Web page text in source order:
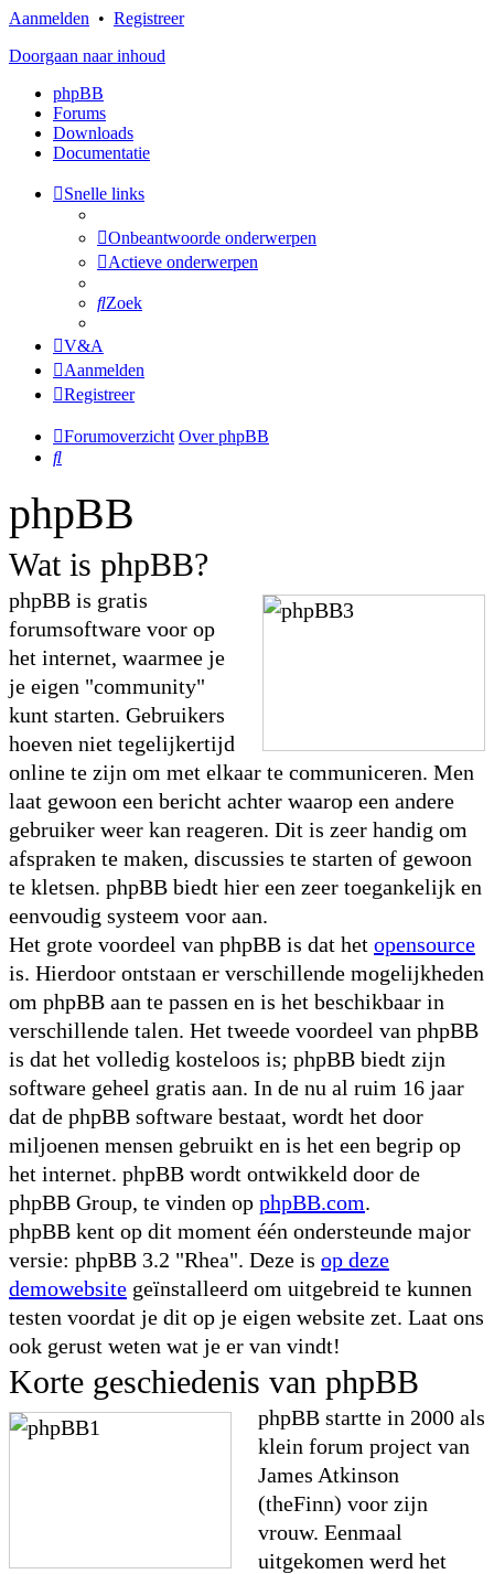
Aanmelden • Registreer
Doorgaan naar inhoud
phpBB
Forums
Downloads
Documentatie
Snelle links
Onbeantwoorde onderwerpen
Actieve onderwerpen
Zoek
V&A
Aanmelden
Registreer
Forumoverzicht Over phpBB
Zoek
phpBB
Wat is phpBB?
phpBB is gratis
forumsoftware voor op
het internet, waarmee je
je eigen "community"
kunt starten. Gebruikers
hoeven niet tegelijkertijd
online te zijn om met elkaar te communiceren. Men
laat gewoon een bericht achter waarop een andere
gebruiker weer kan reageren. Dit is zeer handig om
afspraken te maken, discussies te starten of gewoon
te kletsen. phpBB biedt hier een zeer toegankelijk en
eenvoudig systeem voor aan.
Het grote voordeel van phpBB is dat het opensource
is. Hierdoor ontstaan er verschillende mogelijkheden
om phpBB aan te passen en is het beschikbaar in
verschillende talen. Het tweede voordeel van phpBB
is dat het volledig kosteloos is; phpBB biedt zijn
software geheel gratis aan. In de nu al ruim 16 jaar
dat de phpBB software bestaat, wordt het door
miljoenen mensen gebruikt en is het een begrip op
het internet. phpBB wordt ontwikkeld door de
phpBB Group, te vinden op phpBB.com.
phpBB kent op dit moment één ondersteunde major
versie: phpBB 3.2 "Rhea". Deze is op deze
demowebsite geïnstalleerd om uitgebreid te kunnen
testen voordat je dit op je eigen website zet. Laat ons
ook gerust weten wat je er van vindt!
Korte geschiedenis van phpBB
phpBB startte in 2000 als
klein forum project van
James Atkinson
(theFinn) voor zijn
vrouw. Eenmaal
uitgekomen werd het